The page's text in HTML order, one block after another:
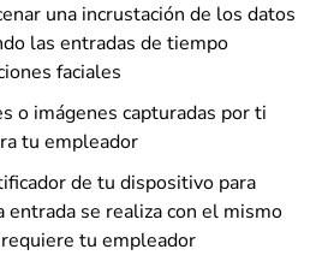
una incrustación de los datos
las entradas de tiempo
faciales
o imágenes capturadas por ti
tu empleador
de tu dispositivo para
entrada se realiza con el mismo
tu empleador